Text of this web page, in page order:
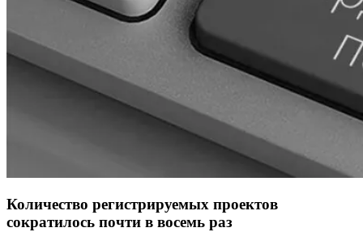
Количество регистрируемых проектов
сократилось почти в восемь раз